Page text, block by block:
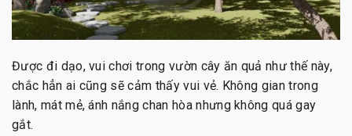
Được đi dạo, vui chơi trong vườn cây ăn quả như thế này,
chắc hẳn ai cũng sẽ cảm thấy vui vẻ. Không gian trong
lành, mát mẻ, ánh nắng chan hòa nhưng không quá gay
gắt.